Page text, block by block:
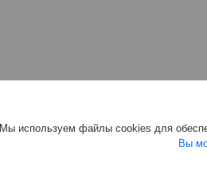
Мы используем файлы cookies для
Вы